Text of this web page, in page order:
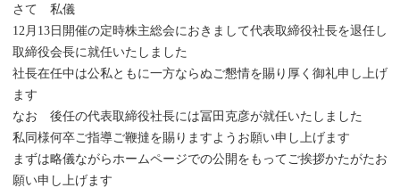
さて 私儀
12月13日開催の定時株主総会におきまして代表取締役社長を退任し
取締役会長に就任いたしました
社長在任中は公私ともに一方ならぬご懇情を賜り厚く御礼申し上げ
ます
なお 後任の代表取締役社長には冨田克彦が就任いたしました
私同様何卒ご指導ご鞭撻を賜りますようお願い申し上げます
まずは略儀ながらホームページでの公開をもってご挨拶かたがたお
願い申し上げます